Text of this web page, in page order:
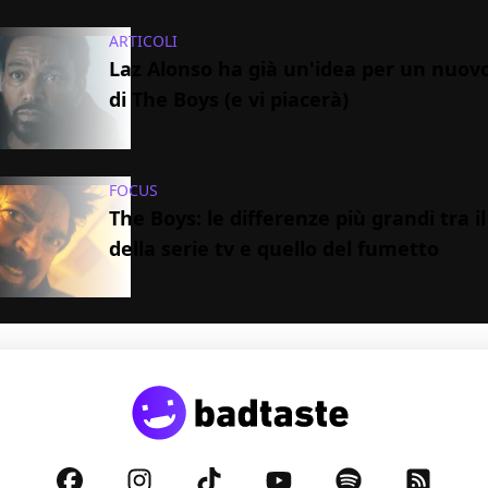
ARTICOLI
Laz Alonso ha già un'idea per un
di The Boys (e vi piacerà)
FOCUS
The Boys: le differenze più grandi tra il
della serie tv e quello del fumetto